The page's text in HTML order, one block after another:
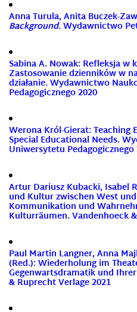
Anna Turula, Anita Buczek-
Background. Wydawnictwo
Sabina A. Nowak: Refleksja w
Zastosowanie dzienników w
działanie. Wydawnictwo
Pedagogicznego 2020
Werona Król-Gierat: Teaching
Special Educational Needs.
Uniwersytetu Pedagogicznego
Artur Dariusz Kubacki, Isabel
und Kultur zwischen West
Kommunikation und
Kulturräumen. Vandenhoeck
Paul Martin Langner, Anna
(Red.): Wiederholung im
Gegenwartsdramatik und
& Ruprecht Verlage 2021